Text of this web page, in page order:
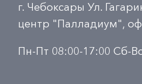
г. Чебоксары Ул.
центр "Палладиум",
Пн-Пт 08:00-17:00 Сб-